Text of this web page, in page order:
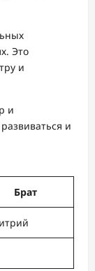
Это
и
и
и
Брат